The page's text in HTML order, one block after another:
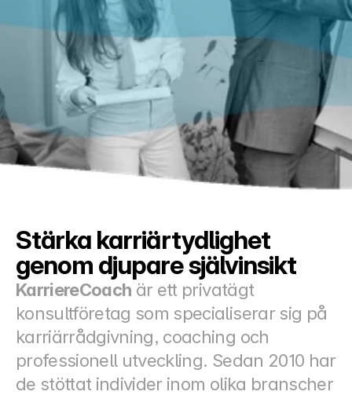
RESOURCES
Careers
Docs
About
Join
Events
Experts
Priser
Select Language
Stärka karriärtydlighet
genom djupare självinsikt
KarriereCoach är ett privatägt
konsultföretag som specialiserar sig på
karriärrådgivning, coaching och
professionell utveckling. Sedan 2010 har
de stöttat individer inom olika branscher